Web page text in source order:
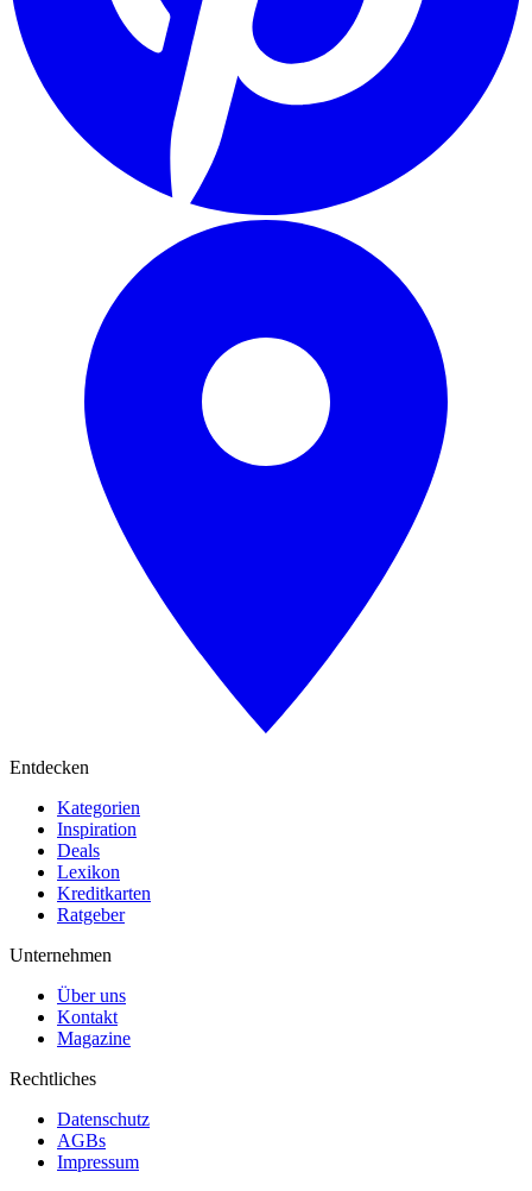
Entdecken
Kategorien
Inspiration
Deals
Lexikon
Kreditkarten
Ratgeber
Unternehmen
Über uns
Kontakt
Magazine
Rechtliches
Datenschutz
AGBs
Impressum